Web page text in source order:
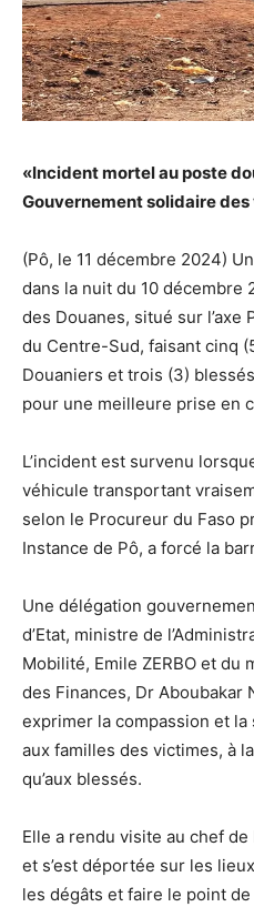
«Incident mortel au poste
Gouvernement solidaire
(Pô, le 11 décembre 2024)
dans la nuit du 10 décembre
des Douanes, situé sur l’axe
du Centre-Sud, faisant cinq
Douaniers et trois (3)
pour une meilleure prise en
L’incident est survenu
véhicule transportant
selon le Procureur du Faso
Instance de Pô, a forcé la
Une délégation
d’Etat, ministre de
Mobilité, Emile ZERBO et du
des Finances, Dr Aboubakar
exprimer la compassion et la
aux familles des victimes, à
qu’aux blessés.
Elle a rendu visite au chef
et s’est déportée sur les
les dégâts et faire le point